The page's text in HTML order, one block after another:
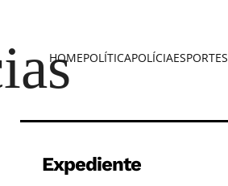
HOMEPOLÍTICAPOLÍCIAESPORTES
Expediente